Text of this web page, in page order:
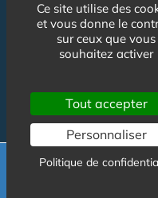
Suivez-nous
Contact
Newsletter
Publicité
Demande de
gratuit et
Ce site utilise des
et vous donne le
sur ceux que vous
souhaitez activer
Tout accepter
Personnaliser
Politique de